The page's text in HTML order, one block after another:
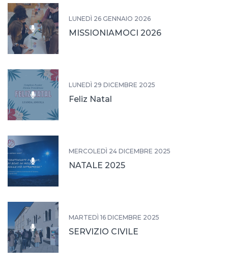
LUNEDÌ 26 GENNAIO 2026
MISSIONIAMOCI 2026
LUNEDÌ 29 DICEMBRE 2025
Feliz Natal
MERCOLEDÌ 24 DICEMBRE 2025
NATALE 2025
MARTEDÌ 16 DICEMBRE 2025
SERVIZIO CIVILE